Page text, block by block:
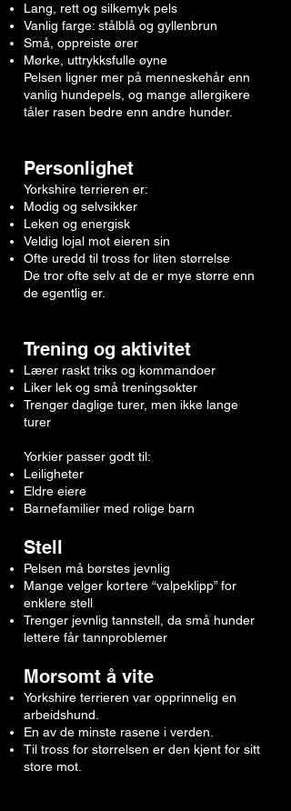
Lang, rett og silkemyk pels
Vanlig farge: stålblå og gyllenbrun
Små, oppreiste ører
Mørke, uttrykksfulle øyne
Pelsen ligner mer på menneskehår enn
vanlig hundepels, og mange allergikere
tåler rasen bedre enn andre hunder.
Personlighet
Yorkshire terrieren er:
Modig og selvsikker
Leken og energisk
Veldig lojal mot eieren sin
Ofte uredd til tross for liten størrelse
De tror ofte selv at de er mye større enn
de egentlig er.
Trening og aktivitet
Lærer raskt triks og kommandoer
Liker lek og små treningsøkter
Trenger daglige turer, men ikke lange
turer
Yorkier passer godt til:
Leiligheter
Eldre eiere
Barnefamilier med rolige barn
Stell
Pelsen må børstes jevnlig
Mange velger kortere “valpeklipp” for
enklere stell
Trenger jevnlig tannstell, da små hunder
lettere får tannproblemer
Morsomt å vite
Yorkshire terrieren var opprinnelig en
arbeidshund.
En av de minste rasene i verden.
Til tross for størrelsen er den kjent for sitt
store mot.